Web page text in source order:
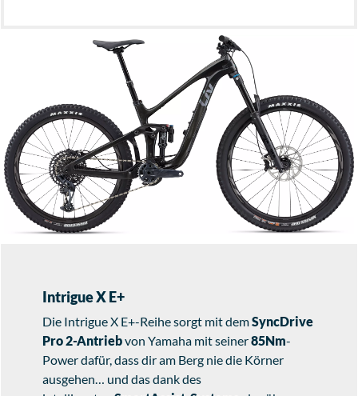
Intrigue X E+
Die Intrigue X E+-Reihe sorgt mit demSyncDrive
Pro 2-Antriebvon Yamaha mit seiner85Nm-
Power dafür, dass dir am Berg nie die Körner
ausgehen… und das dank des